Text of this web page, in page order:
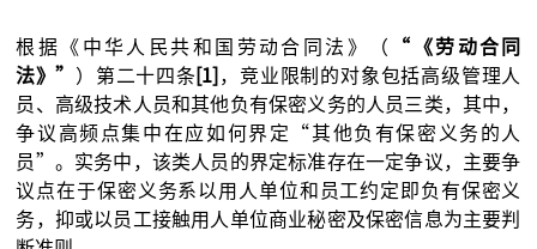
根据《中华人民共和国劳动合同法》（
“《劳动合同
法》” ）第二十四条 [1]
，竞业限制的对象包括高级管理人
员、高级技术人员和其他负有保密义务的人员三类，其中，
争议高频点集中在应如何界定“其他负有保密义务的人
员”。实务中，该类人员的界定标准存在一定争议，主要争
议点在于保密义务系以用人单位和员工约定即负有保密义
务，抑或以员工接触用人单位商业秘密及保密信息为主要判